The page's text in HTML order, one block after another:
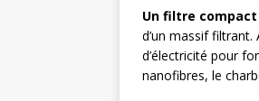
Un filtre
d’un massif filtrant.
d’électricité pour
nanofibres, le